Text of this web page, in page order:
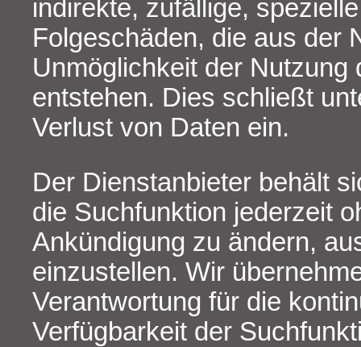
indirekte, zufällige,
Folgeschäden, die aus der
Unmöglichkeit der Nutzung
entstehen. Dies schließt
Verlust von Daten ein.
Der Dienstanbieter behält
die Suchfunktion jederzeit
Ankündigung zu ändern,
einzustellen. Wir
Verantwortung für die
Verfügbarkeit der